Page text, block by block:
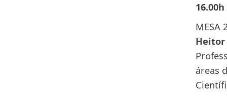
16.00h
MESA
Heitor
áreas